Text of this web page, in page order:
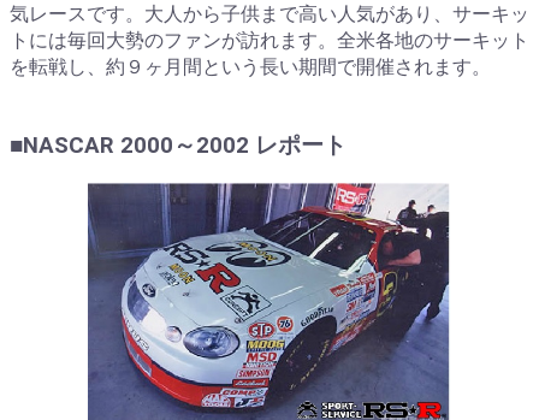
気レースです。大人から子供まで高い人気があり、サーキッ
トには毎回大勢のファンが訪れます。全米各地のサーキット
を転戦し、約９ヶ月間という長い期間で開催されます。
■NASCAR 2000～2002 レポート